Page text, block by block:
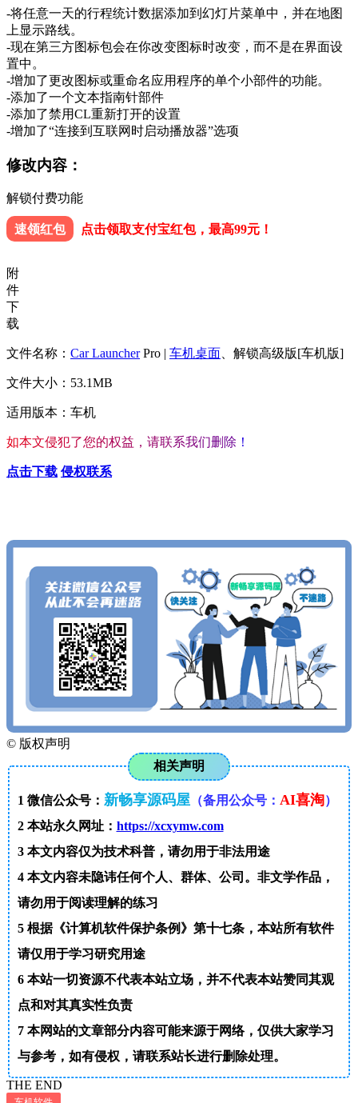
-将任意一天的行程统计数据添加到幻灯片菜单中，并在地图
上显示路线。
-现在第三方图标包会在你改变图标时改变，而不是在界面设
置中。
-增加了更改图标或重命名应用程序的单个小部件的功能。
-添加了一个文本指南针部件
-添加了禁用CL重新打开的设置
-增加了“连接到互联网时启动播放器”选项
修改内容：
解锁付费功能
速领红包 点击领取支付宝红包，最高99元！
附
件
下
载
文件名称： Car LauncherPro | 车机桌面 、解锁高级版[车机版]
文件大小：53.1MB
适用版本：车机
如本文侵犯了您的权益 ， 请联系我们删 除 ！
点击下载 侵权联系
© 版权声明
相关声明
1 微信公众号： 新畅享源码屋（备用公众号： AI喜淘）
2本站永久网址： https://xcxymw.com
3本文内容仅为技术科普，请勿用于非法用途
4本文内容未隐讳任何个人、群体、公司。非文学作品，
请勿用于阅读理解的练习
5根据《计算机软件保护条例》第十七条，本站所有软件
请仅用于学习研究用途
6本站一切资源不代表本站立场，并不代表本站赞同其观
点和对其真实性负责
7本网站的文章部分内容可能来源于网络，仅供大家学习
与参考，如有侵权，请联系站长进行删除处理。
THE END